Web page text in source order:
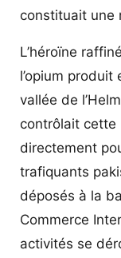
constituait une
L’héroïne
l’opium
vallée de
contrôlait cette
directement
trafiquants
déposés à la
Commerce
activités se